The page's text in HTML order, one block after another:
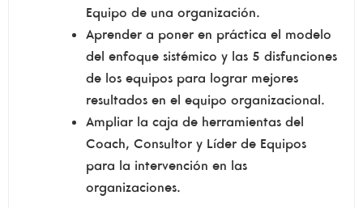
Equipo de una organización.
Aprender a poner en práctica el modelo
del enfoque sistémico y las 5 disfunciones
de los equipos para lograr mejores
resultados en el equipo organizacional.
Ampliar la caja de herramientas del
Coach, Consultor y Líder de Equipos
para la intervención en las
organizaciones.